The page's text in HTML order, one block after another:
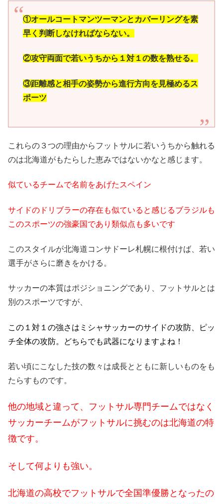
①オールコートマンツーマンとカバーリングを素
早く判断しなければならない。
②攻守両面で若いうちから１対１の数を熟せる。
③距離感と相手の姿勢から進行方向を見極めるス
ポーツ
これらの３つの理由からフットサルに若いうちから触れる
のは北海道がもたらした恵みではないかなと感じます。
似ているチームで名前をあげたスペイン
サイドのドリブラーの存在も似ていると感じるブラジルも
このスポーツの強豪国であり類似点も多いです
このスタイルが北海道コンサドーレ札幌に根付けば、若い
選手がさらに磨きをかける。
サッカーの本質はポジショニングであり、フットサルとは
別のスポーツですが、
この１対１の強さはミシャサッカーのサイドの攻防、ピッ
チ全体の攻防。どちらでも武器になりますよね！
若い頃にこなした技の数々は成長とともに新しいものをも
たらすものです。
他の地域と違って、フットサル専門チームではなく
サッカーチームがフットサルに挑むのは北海道の特
徴です。
そして何よりも強い。
北海道の高校でフットサルで全国準優勝となったの